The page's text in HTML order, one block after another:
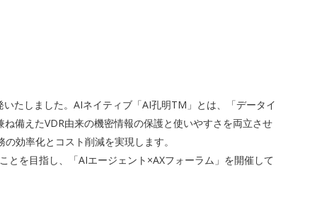
たしました。AIネイティブ「AI孔明TM」とは、「データイ
備えたVDR由来の機密情報の保護と使いやすさを両立させ
効率化とコスト削減を実現します。
とを目指し、「AIエージェント×AXフォーラム」を開催して